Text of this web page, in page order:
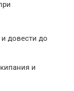
довести до
и